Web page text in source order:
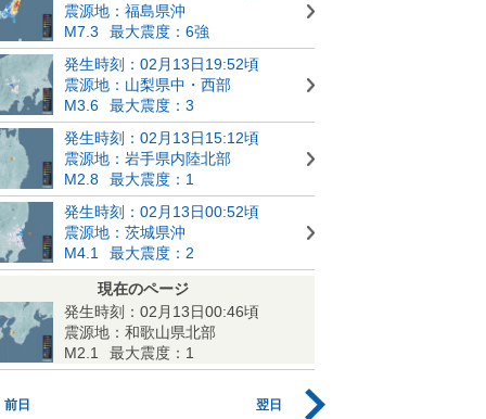
震源地：福島県沖
M7.3
最大震度：6強
発生時刻：02月13日19:52頃
震源地：山梨県中・西部
M3.6
最大震度：3
発生時刻：02月13日15:12頃
震源地：岩手県内陸北部
M2.8
最大震度：1
発生時刻：02月13日00:52頃
震源地：茨城県沖
M4.1
最大震度：2
現在のページ
発生時刻：02月13日00:46頃
震源地：和歌山県北部
M2.1
最大震度：1
前日 翌日